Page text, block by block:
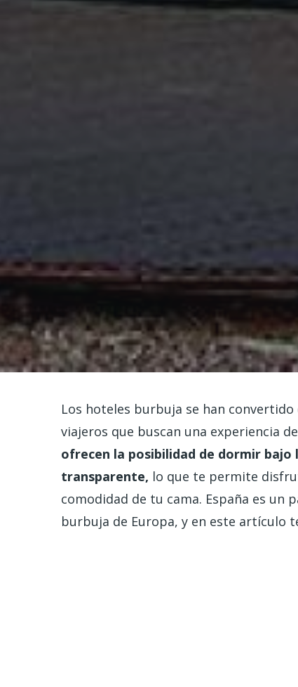
Los hoteles burbuja se han
viajeros que buscan una experiencia
ofrecen la posibilidad de dormir
transparente, lo que te permite
comodidad de tu cama. España es un
burbuja de Europa, y en este artículo